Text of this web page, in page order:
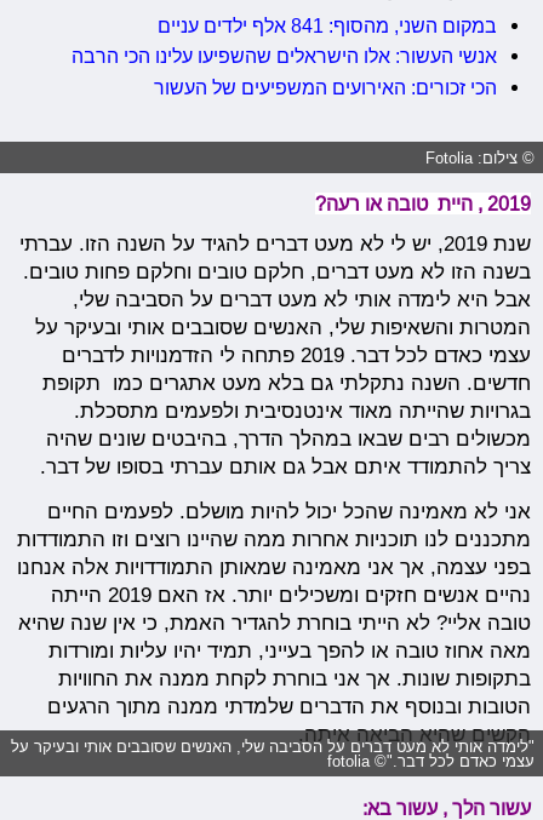
במקום השני, מהסוף: 841 אלף ילדים עניים
אנשי העשור: אלו הישראלים שהשפיעו עלינו הכי הרבה
הכי זכורים: האירועים המשפיעים של העשור
© צילום: Fotolia
2019 , היית טובה או רעה?
שנת 2019, יש לי לא מעט דברים להגיד על השנה הזו. עברתי
בשנה הזו לא מעט דברים, חלקם טובים וחלקם פחות טובים.
אבל היא לימדה אותי לא מעט דברים על הסביבה שלי,
המטרות והשאיפות שלי, האנשים שסובבים אותי ובעיקר על
עצמי כאדם לכל דבר. 2019 פתחה לי הזדמנויות לדברים
חדשים. השנה נתקלתי גם בלא מעט אתגרים כמו תקופת
בגרויות שהייתה מאוד אינטנסיבית ולפעמים מתסכלת.
מכשולים רבים שבאו במהלך הדרך, בהיבטים שונים שהיה
צריך להתמודד איתם אבל גם אותם עברתי בסופו של דבר.
אני לא מאמינה שהכל יכול להיות מושלם. לפעמים החיים
מתכננים לנו תוכניות אחרות ממה שהיינו רוצים וזו התמודדות
בפני עצמה, אך אני מאמינה שמאותן התמודדויות אלה אנחנו
נהיים אנשים חזקים ומשכילים יותר. אז האם 2019 הייתה
טובה אליי? לא הייתי בוחרת להגדיר האמת, כי אין שנה שהיא
מאה אחוז טובה או להפך בעייני, תמיד יהיו עליות ומורדות
בתקופות שונות. אך אני בוחרת לקחת ממנה את החוויות
הטובות ובנוסף את הדברים שלמדתי ממנה מתוך הרגעים
הקשים שהיא הביאה איתה.
"לימדה אותי לא מעט דברים על הסביבה שלי, האנשים שסובבים אותי ובעיקר על
עצמי כאדם לכל דבר."© fotolia
עשור הלך , עשור בא: